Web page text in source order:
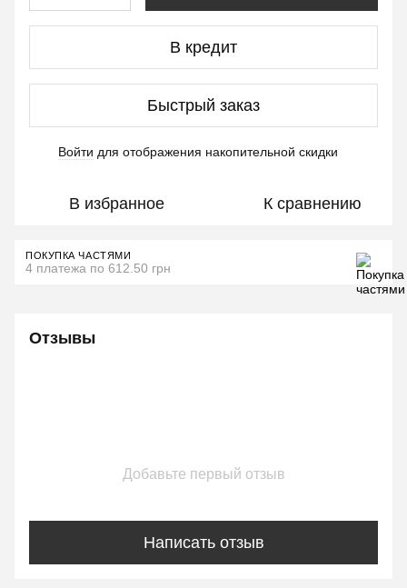
В кредит
Быстрый заказ
Войти для отображения накопительной скидки
В избранное К сравнению
ПОКУПКА ЧАСТЯМИ
4 платежа по 612.50 грн
Отзывы
Добавьте первый отзыв
Написать отзыв